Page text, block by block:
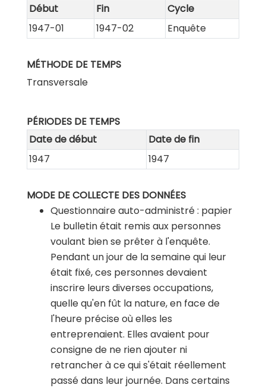
Début
Fin
Cycle
1947-01
1947-02 Enquête
MÉTHODE DE TEMPS
Transversale
PÉRIODES DE TEMPS
Date de début
Date de fin
1947
1947
MODE DE COLLECTE DES DONNÉES
Questionnaire auto-administré : papier
Le bulletin était remis aux personnes
voulant bien se prêter à l'enquête.
Pendant un jour de la semaine qui leur
était fixé, ces personnes devaient
inscrire leurs diverses occupations,
quelle qu'en fût la nature, en face de
l'heure précise où elles les
entreprenaient. Elles avaient pour
consigne de ne rien ajouter ni
retrancher à ce qui s'était réellement
passé dans leur journée. Dans certains